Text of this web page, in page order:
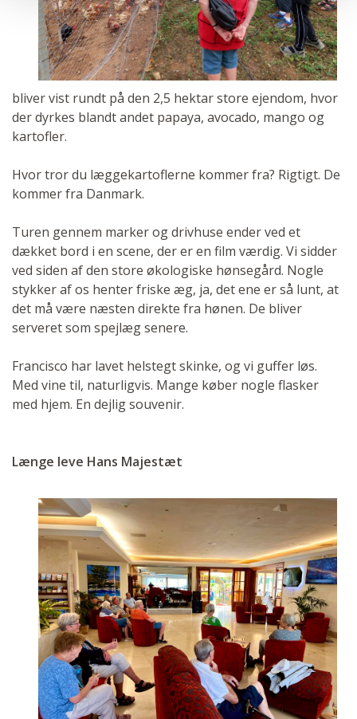
bliver vist rundt på den 2,5 hektar store ejendom, hvor
der dyrkes blandt andet papaya, avocado, mango og
kartofler.
Hvor tror du læggekartoflerne kommer fra? Rigtigt. De
kommer fra Danmark.
Turen gennem marker og drivhuse ender ved et
dækket bord i en scene, der er en film værdig. Vi sidder
ved siden af den store økologiske hønsegård. Nogle
stykker af os henter friske æg, ja, det ene er så lunt, at
det må være næsten direkte fra hønen. De bliver
serveret som spejlæg senere.
Francisco har lavet helstegt skinke, og vi guffer løs.
Med vine til, naturligvis. Mange køber nogle flasker
med hjem. En dejlig souvenir.
Længe leve Hans Majestæt